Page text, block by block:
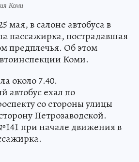
Коми
мая, в салоне автобуса в
пассажирка, пострадавшая
предплечья. Об этом
Коми.
около 7.40.
автобус ехал по
со стороны улицы
Петрозаводской.
при начале движения в